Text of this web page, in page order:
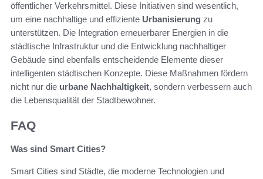
öffentlicher Verkehrsmittel. Diese Initiativen sind wesentlich,
um eine nachhaltige und effiziente Urbanisierung zu
unterstützen. Die Integration erneuerbarer Energien in die
städtische Infrastruktur und die Entwicklung nachhaltiger
Gebäude sind ebenfalls entscheidende Elemente dieser
intelligenten städtischen Konzepte. Diese Maßnahmen fördern
nicht nur die urbane Nachhaltigkeit, sondern verbessern auch
die Lebensqualität der Stadtbewohner.
FAQ
Was sind Smart Cities?
Smart Cities sind Städte, die moderne Technologien und